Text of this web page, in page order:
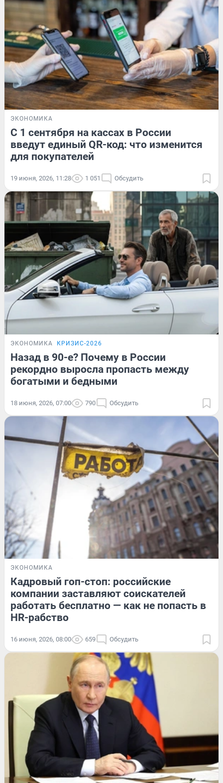
ЭКОНОМИКА
С 1 сентября на кассах в России
введут единый QR-код: что изменится
для покупателей
19 июня, 2026, 11:28 1 051 Обсудить
ЭКОНОМИКА КРИЗИС-2026
Назад в 90-е? Почему в России
рекордно выросла пропасть между
богатыми и бедными
18 июня, 2026, 07:00 790 Обсудить
ЭКОНОМИКА
Кадровый гоп-стоп: российские
компании заставляют соискателей
работать бесплатно — как не попасть в
HR-рабство
16 июня, 2026, 08:00 659 Обсудить